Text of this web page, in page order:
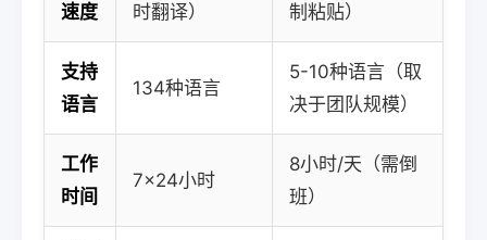
速度
时翻译）
制粘贴）
支持
语言
134种语言
5-10种语言（取
决于团队规模）
工作
时间
7×24小时
8小时/天（需倒
班）